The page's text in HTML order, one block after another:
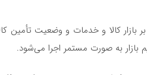
بازار کالا و خدمات و وضعیت تأمین
بازار به صورت مستمر اجرا می‌شود.